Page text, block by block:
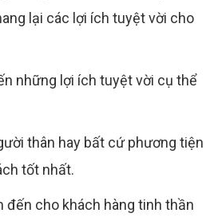
lại các lợi ích tuyệt vời cho
những lợi ích tuyệt vời cụ thể
thân hay bất cứ phương tiện
tốt nhất.
đến cho khách hàng tinh thần